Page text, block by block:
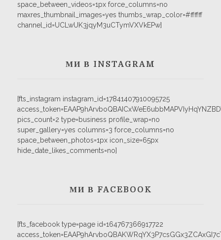
space_between_videos=1px force_columns=no
maxres_thumbnail_images=yes thumbs_wrap_color=#ffffff
channel_id=UCLwUK3jqyM3uCTymVXVkEPw]
МИ В INSTAGRAM
[fts_instagram instagram_id=17841407910095725
pics_count=2 type=business profile_wrap=no
super_gallery=yes columns=3 force_columns=no
space_between_photos=1px icon_size=65px
hide_date_likes_comments=no]
МИ В FACEBOOK
[fts_facebook type=page id=164767366917722